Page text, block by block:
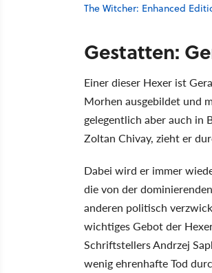
The Witcher: Enhanced
Gestatten:
Einer dieser Hexer ist
Morhen ausgebildet und
gelegentlich aber auch in
Zoltan Chivay, zieht er
Dabei wird er immer
die von der
anderen politisch
wichtiges Gebot der
Schriftstellers Andrzej
wenig ehrenhafte Tod